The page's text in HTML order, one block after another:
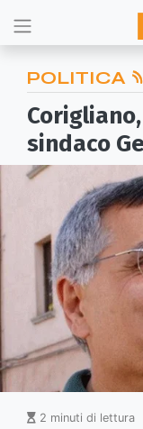
POLITICA
sindaco
2 minuti di lettura